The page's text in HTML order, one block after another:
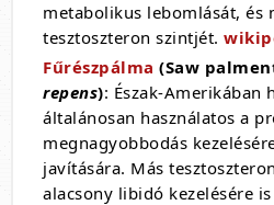
metabolikus lebomlását, és
tesztoszteron szintjét.
Fűrészpálma (Saw
repens): Észak-Amerikában
általánosan használatos a
megnagyobbodás
javítására. Más
alacsony libidó kezelésére